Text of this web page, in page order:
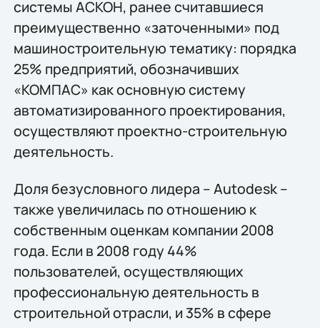
системы АСКОН, ранее считавшиеся
преимущественно «заточенными» под
машиностроительную тематику: порядка
25% предприятий, обозначивших
«КОМПАС» как основную систему
автоматизированного проектирования,
осуществляют проектно-строительную
деятельность.
Доля безусловного лидера – Autodesk –
также увеличилась по отношению к
собственным оценкам компании 2008
года. Если в 2008 году 44%
пользователей, осуществляющих
профессиональную деятельность в
строительной отрасли, и 35% в сфере